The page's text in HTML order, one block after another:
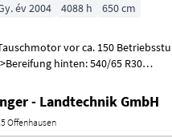
év 2004 4088 h 650 cm
vor ca. 150
hinten: 540/65 R30
- Landtechnik GmbH
Offenhausen